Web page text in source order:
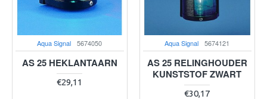
Aqua Signal 5674050
AS 25 HEKLANTAARN
€29,11
Aqua Signal 5674121
AS 25 RELINGHOUDER
KUNSTSTOF ZWART
€30,17